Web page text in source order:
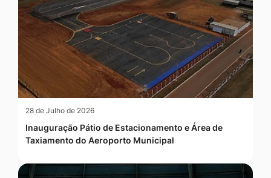
28 de Julho de 2026
Inauguração Pátio de Estacionamento e Área de
Taxiamento do Aeroporto Municipal